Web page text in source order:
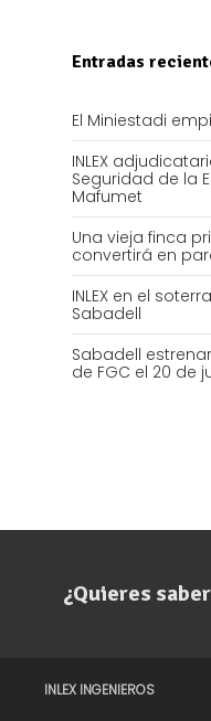
Entradas
El Miniestadi
INLEX
Seguridad de la
Mafumet
Una vieja finca
convertirá en
INLEX en el
Sabadell
Sabadell
de FGC el 20 de
¿Quieres
INLEX INGENIEROS